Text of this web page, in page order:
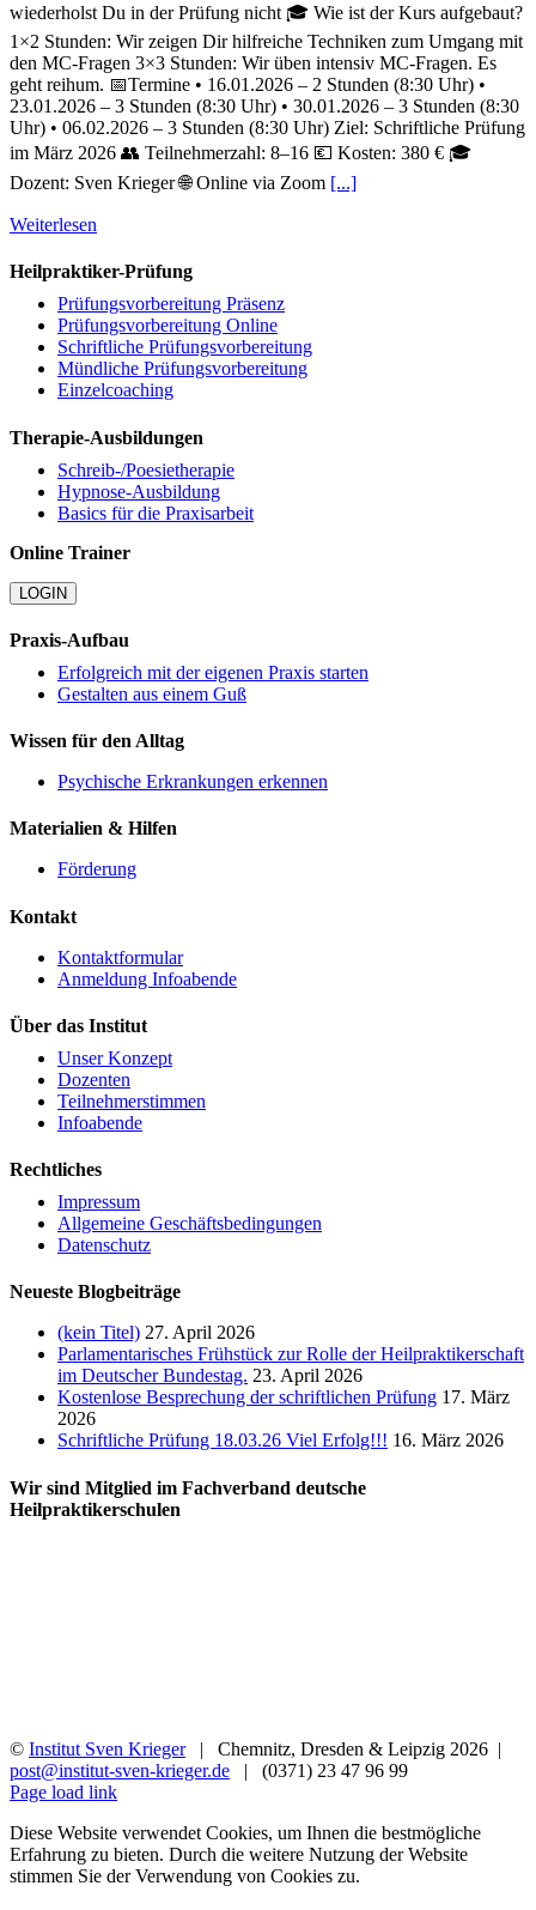
wiederholst Du in der Prüfung nicht 🎓 Wie ist der Kurs aufgebaut?
1×2 Stunden: Wir zeigen Dir hilfreiche Techniken zum Umgang mit
den MC-Fragen 3×3 Stunden: Wir üben intensiv MC-Fragen. Es
geht reihum. 📅Termine • 16.01.2026 – 2 Stunden (8:30 Uhr) •
23.01.2026 – 3 Stunden (8:30 Uhr) • 30.01.2026 – 3 Stunden (8:30
Uhr) • 06.02.2026 – 3 Stunden (8:30 Uhr) Ziel: Schriftliche Prüfung
im März 2026 👥 Teilnehmerzahl: 8–16 💶 Kosten: 380 € 🎓
Dozent: Sven Krieger 🌐 Online via Zoom [...]
Weiterlesen
Heilpraktiker-Prüfung
Prüfungsvorbereitung Präsenz
Prüfungsvorbereitung Online
Schriftliche Prüfungsvorbereitung
Mündliche Prüfungsvorbereitung
Einzelcoaching
Therapie-Ausbildungen
Schreib-/Poesietherapie
Hypnose-Ausbildung
Basics für die Praxisarbeit
Online Trainer
LOGIN
Praxis-Aufbau
Erfolgreich mit der eigenen Praxis starten
Gestalten aus einem Guß
Wissen für den Alltag
Psychische Erkrankungen erkennen
Materialien & Hilfen
Förderung
Kontakt
Kontaktformular
Anmeldung Infoabende
Über das Institut
Unser Konzept
Dozenten
Teilnehmerstimmen
Infoabende
Rechtliches
Impressum
Allgemeine Geschäftsbedingungen
Datenschutz
Neueste Blogbeiträge
(kein Titel) 27. April 2026
Parlamentarisches Frühstück zur Rolle der Heilpraktikerschaft
im Deutscher Bundestag. 23. April 2026
Kostenlose Besprechung der schriftlichen Prüfung 17. März
2026
Schriftliche Prüfung 18.03.26 Viel Erfolg!!! 16. März 2026
Wir sind Mitglied im Fachverband deutsche
Heilpraktikerschulen
© Institut Sven Krieger| Chemnitz, Dresden & Leipzig 2026 |
post@institut-sven-krieger.de | (0371) 23 47 96 99
Facebook
YouTube
Instagram
Rss
Page load link
Diese Website verwendet Cookies, um Ihnen die bestmögliche
Erfahrung zu bieten. Durch die weitere Nutzung der Website
stimmen Sie der Verwendung von Cookies zu.